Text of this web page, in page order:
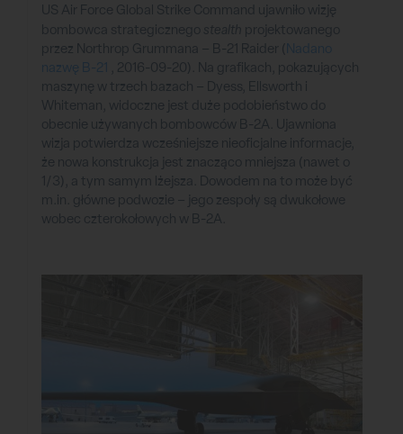
US Air Force Global Strike Command ujawniło wizję
bombowca strategicznego
stealth projektowanego
przez Northrop Grummana – B-21 Raider ( Nadano
nazwę B-21
, 2016-09-20). Na grafikach, pokazujących
maszynę w trzech bazach – Dyess, Ellsworth i
Whiteman, widoczne jest duże podobieństwo do
obecnie używanych bombowców B-2A. Ujawniona
wizja potwierdza wcześniejsze nieoficjalne informacje,
że nowa konstrukcja jest znacząco mniejsza (nawet o
1/3), a tym samym lżejsza. Dowodem na to może być
m.in. główne podwozie – jego zespoły są dwukołowe
wobec czterokołowych w B-2A.